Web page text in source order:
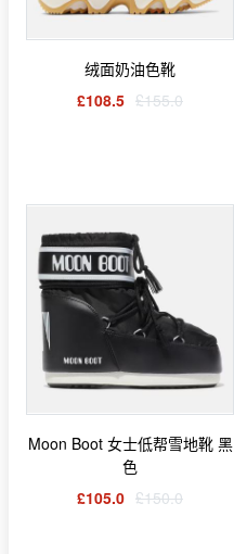
绒面奶油色靴
£108.5 £155.0
Moon Boot 女士低帮雪地靴 黑
色
£105.0 £150.0